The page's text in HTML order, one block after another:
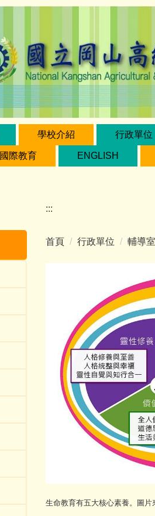
學校介紹 行政單位
國際教育 ENGLISH
:::
首頁 行政單位 輔導室
生命教育有五大核心素養。圖